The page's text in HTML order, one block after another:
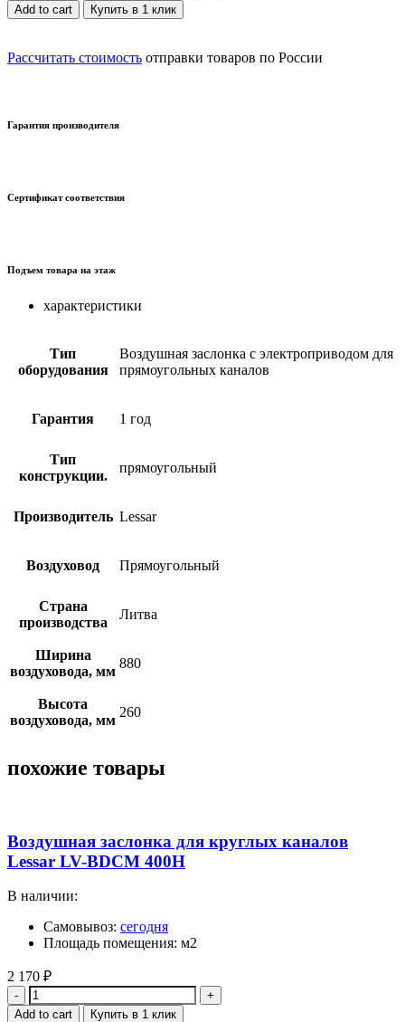
Add to cart Купить в 1 клик
Рассчитать стоимость отправки товаров по России
Гарантия производителя
Сертификат соответствия
Подъем товара на этаж
характеристики
Тип
оборудования
Воздушная заслонка с электроприводом для
прямоугольных каналов
Гарантия 1 год
Тип
конструкции.
прямоугольный
Производитель Lessar
Воздуховод Прямоугольный
Страна
производства
Литва
Ширина
воздуховода, мм
880
Высота
воздуховода, мм
260
похожие товары
Воздушная заслонка для круглых каналов
Lessar LV-BDCM 400H
В наличии:
Самовывоз: сегодня
Площадь помещения: м2
2 170 ₽
Quantity
Add to cart Купить в 1 клик